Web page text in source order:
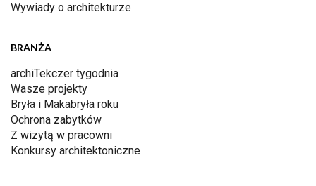
Wywiady o architekturze
BRANŻA
archiTekczer tygodnia
Wasze projekty
Bryła i Makabryła roku
Ochrona zabytków
Z wizytą w pracowni
Konkursy architektoniczne